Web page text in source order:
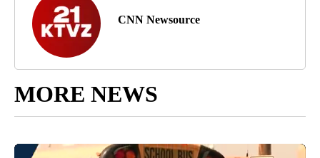
CNN Newsource
MORE NEWS